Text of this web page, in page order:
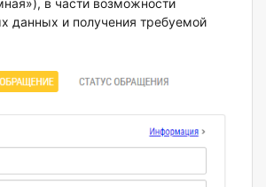
в части возможности
данных и получения требуемой